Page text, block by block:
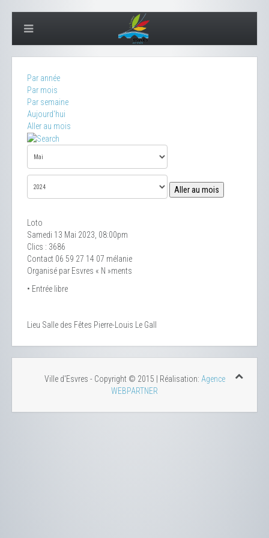
Par année
Par mois
Par semaine
Aujourd'hui
Aller au mois
Aller au mois
Loto
Samedi 13 Mai 2023, 08:00pm
Clics : 3686
Contact 06 59 27 14 07 mélanie
Organisé par Esvres « N »ments
• Entrée libre
Lieu Salle des Fêtes Pierre-Louis Le Gall
Ville d'Esvres - Copyright © 2015 | Réalisation: Agence
WEBPARTNER